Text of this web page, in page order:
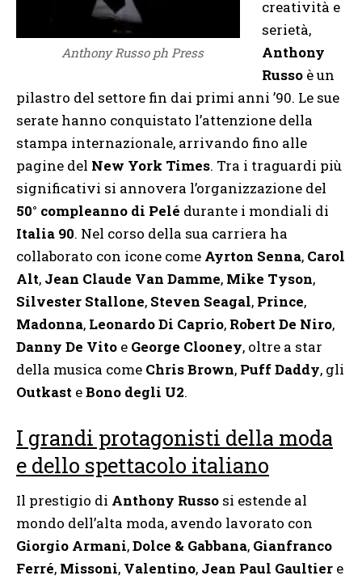
Anthony Russo ph Press
creatività e
serietà,
Anthony
Russo è un
pilastro del settore fin dai primi anni ’90. Le sue
serate hanno conquistato l’attenzione della
stampa internazionale, arrivando fino alle
pagine del New York Times. Tra i traguardi più
significativi si annovera l’organizzazione del
50° compleanno di Pelé durante i mondiali di
Italia 90. Nel corso della sua carriera ha
collaborato con icone come Ayrton Senna, Carol
Alt, Jean Claude Van Damme, Mike Tyson,
Silvester Stallone, Steven Seagal, Prince,
Madonna, Leonardo Di Caprio, Robert De Niro,
Danny De Vito e George Clooney, oltre a star
della musica come Chris Brown, Puff Daddy, gli
Outkast eBono degli U2.
I grandi protagonisti della moda
e dello spettacolo italiano
Il prestigio di Anthony Russo si estende al
mondo dell’alta moda, avendo lavorato con
Giorgio Armani,Dolce & Gabbana, Gianfranco
Ferré, Missoni, Valentino, Jean Paul Gaultier e